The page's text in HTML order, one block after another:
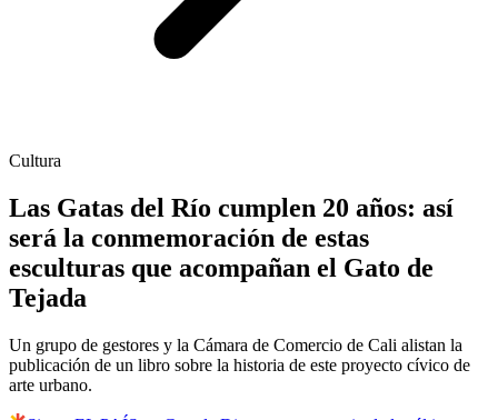
Cultura
Las Gatas del Río cumplen 20 años: así
será la conmemoración de estas
esculturas que acompañan el Gato de
Tejada
Un grupo de gestores y la Cámara de Comercio de Cali alistan la
publicación de un libro sobre la historia de este proyecto cívico de
arte urbano.